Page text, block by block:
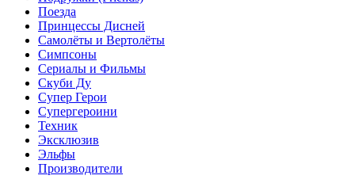
Поезда
Принцессы Дисней
Самолёты и Вертолёты
Симпсоны
Сериалы и Фильмы
Скуби Ду
Супер Герои
Супергероини
Техник
Эксклюзив
Эльфы
Производители